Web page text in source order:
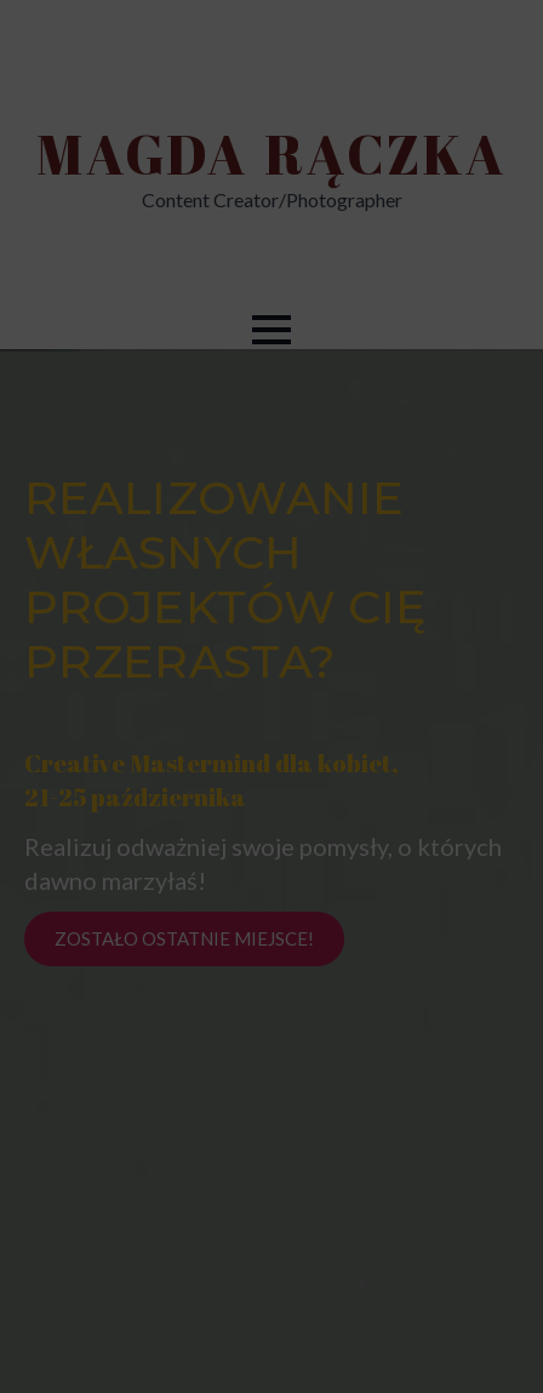
MAGDA RĄCZKA
Content Creator/Photographer
REALIZOWANIE
WŁASNYCH
PROJEKTÓW CIĘ
PRZERASTA?
Creative Mastermind dla kobiet,
21-25 października
Realizuj odważniej swoje pomysły, o których
dawno marzyłaś!
ZOSTAŁO OSTATNIE MIEJSCE!